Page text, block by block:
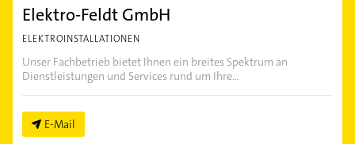
Elektro-Feldt GmbH
ELEKTROINSTALLATIONEN
Unser Fachbetrieb bietet Ihnen ein breites Spektrum an
Dienstleistungen und Services rund um Ihre...
E-Mail